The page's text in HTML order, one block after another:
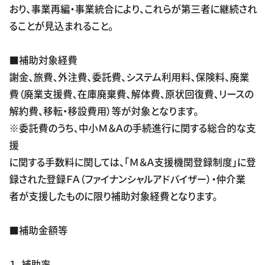
おり、事業再編・事業統合により、これらが第三者に継続され
ることが見込まれること。
■補助対象経費
謝金、旅費、外注費、委託費、システム利用料、保険料、廃業
費（廃業支援費、在庫廃棄費、解体費、原状回復費、リースの
解約費、移転・移設費用）等が対象となります。
※委託費のうち、中小Ｍ＆Ａの手続進行に関する総合的な支
援
に関する手数料に関しては、「Ｍ＆Ａ支援機関登録制度」に登
録された登録ＦＡ（ファイナンシャルアドバイザー）・仲介業
者が支援したものに限り補助対象経費となります。
■補助金額等